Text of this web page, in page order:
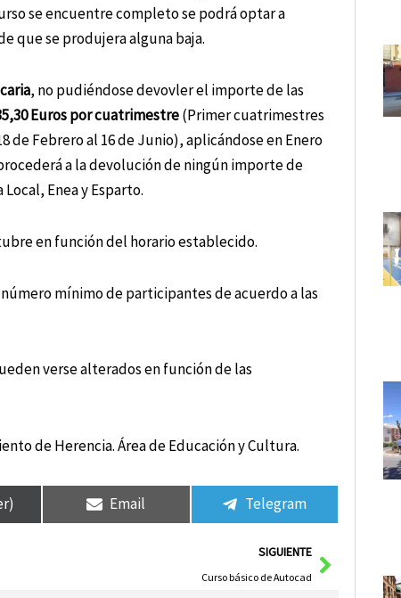
se encuentre completo se podrá optar a
que se produjera alguna baja.
, no pudiéndose devovler el importe de las
Euros por cuatrimestre(Primer cuatrimestres
de Febrero al 16 de Junio), aplicándose en Enero
a la devolución de ningún importe de
Enea y Esparto.
en función del horario establecido.
mínimo de participantes de acuerdo a las
verse alterados en función de las
de Herencia. Área de Educación y Cultura.
Email Telegram
SIGUIENTE
Curso básico de Autocad
Siguiente